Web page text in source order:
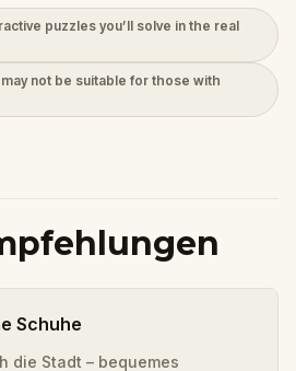
puzzles you’ll solve in the real
not be suitable for those with
Schuhe
die Stadt – bequemes